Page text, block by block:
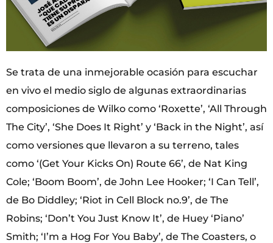
Se trata de una inmejorable ocasión para escuchar
en vivo el medio siglo de algunas extraordinarias
composiciones de Wilko como ‘Roxette’, ‘All Through
The City’, ‘She Does It Right’ y ‘Back in the Night’, así
como versiones que llevaron a su terreno, tales
como ‘(Get Your Kicks On) Route 66’, de Nat King
Cole; ‘Boom Boom’, de John Lee Hooker; ‘I Can Tell’,
de Bo Diddley; ‘Riot in Cell Block no.9’, de The
Robins; ‘Don’t You Just Know It’, de Huey ‘Piano’
Smith; ‘I’m a Hog For You Baby’, de The Coasters, o